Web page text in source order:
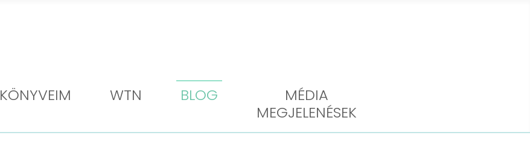
KÖNYVEIM WTN BLOG
MÉDIA
MEGJELENÉSEK